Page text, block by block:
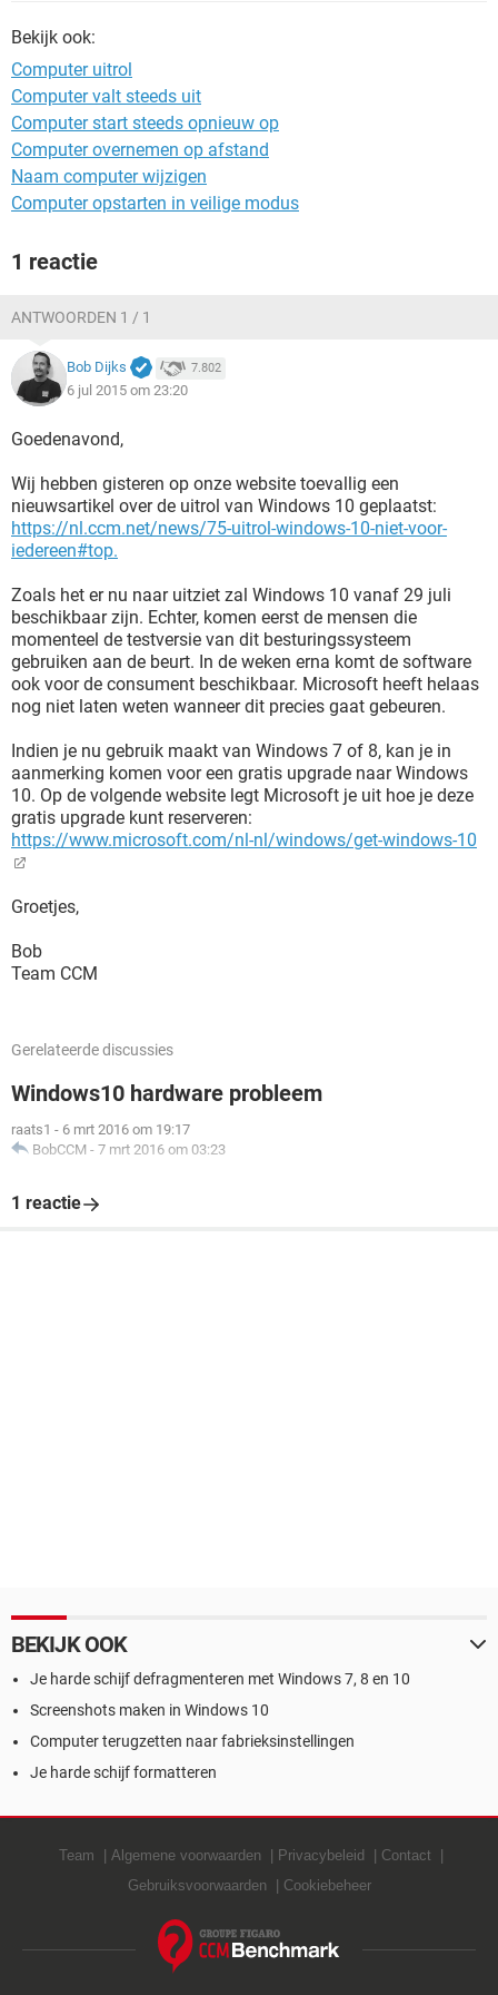
Bekijk ook:
Computer uitrol
Computer valt steeds uit
Computer start steeds opnieuw op
Computer overnemen op afstand
Naam computer wijzigen
Computer opstarten in veilige modus
1 reactie
ANTWOORDEN 1 / 1
Bob Dijks 7.802
6 jul 2015 om 23:20
Goedenavond,
Wij hebben gisteren op onze website toevallig een
nieuwsartikel over de uitrol van Windows 10 geplaatst:
https://nl.ccm.net/news/75-uitrol-windows-10-niet-voor-
iedereen#top.
Zoals het er nu naar uitziet zal Windows 10 vanaf 29 juli
beschikbaar zijn. Echter, komen eerst de mensen die
momenteel de testversie van dit besturingssysteem
gebruiken aan de beurt. In de weken erna komt de software
ook voor de consument beschikbaar. Microsoft heeft helaas
nog niet laten weten wanneer dit precies gaat gebeuren.
Indien je nu gebruik maakt van Windows 7 of 8, kan je in
aanmerking komen voor een gratis upgrade naar Windows
10. Op de volgende website legt Microsoft je uit hoe je deze
gratis upgrade kunt reserveren:
https://www.microsoft.com/nl-nl/windows/get-windows-10
Groetjes,
Bob
Team CCM
Gerelateerde discussies
Windows10 hardware probleem
raats1 - 6 mrt 2016 om 19:17
BobCCM - 7 mrt 2016 om 03:23
1 reactie
BEKIJK OOK
Je harde schijf defragmenteren met Windows 7, 8 en 10
Screenshots maken in Windows 10
Computer terugzetten naar fabrieksinstellingen
Je harde schijf formatteren
Team Algemene voorwaarden Privacybeleid
Contact
Gebruiksvoorwaarden
Cookiebeheer